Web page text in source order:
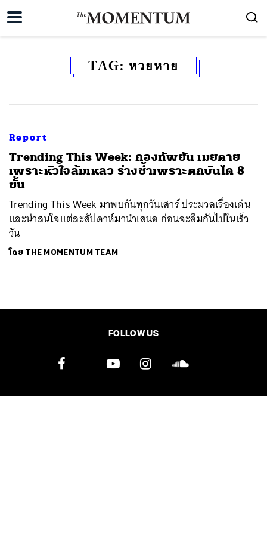
TAG: หวยหาย
Report
Trending This Week: กองทัพยัน เมยตาย
เพราะหัวใจล้มเหลว ร่างช้ำเพราะตกบันได 8
ขั้น
Trending This Week มาพบกันทุกวันเสาร์ ประมวลเรื่องเด่น
และน่าสนใจแต่ละสัปดาห์มานำเสนอ ก่อนจะลืมกันไปในเร็ว
วัน
โดย THE MOMENTUM TEAM
FOLLOW US